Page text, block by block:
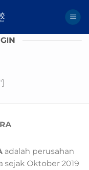
adalah perusahan
Oktober 2019